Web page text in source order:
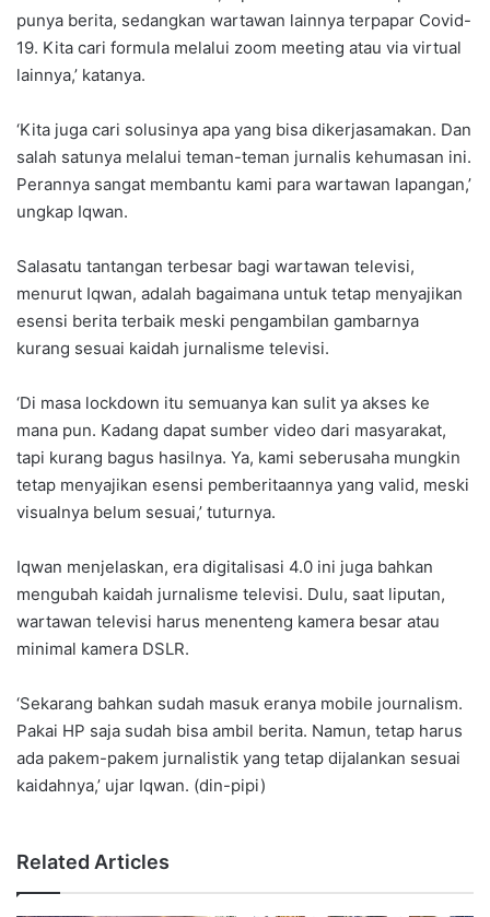
punya berita, sedangkan wartawan lainnya terpapar Covid-
19. Kita cari formula melalui zoom meeting atau via virtual
lainnya,’ katanya.
‘Kita juga cari solusinya apa yang bisa dikerjasamakan. Dan
salah satunya melalui teman-teman jurnalis kehumasan ini.
Perannya sangat membantu kami para wartawan lapangan,’
ungkap Iqwan.
Salasatu tantangan terbesar bagi wartawan televisi,
menurut Iqwan, adalah bagaimana untuk tetap menyajikan
esensi berita terbaik meski pengambilan gambarnya
kurang sesuai kaidah jurnalisme televisi.
‘Di masa lockdown itu semuanya kan sulit ya akses ke
mana pun. Kadang dapat sumber video dari masyarakat,
tapi kurang bagus hasilnya. Ya, kami seberusaha mungkin
tetap menyajikan esensi pemberitaannya yang valid, meski
visualnya belum sesuai,’ tuturnya.
Iqwan menjelaskan, era digitalisasi 4.0 ini juga bahkan
mengubah kaidah jurnalisme televisi. Dulu, saat liputan,
wartawan televisi harus menenteng kamera besar atau
minimal kamera DSLR.
‘Sekarang bahkan sudah masuk eranya mobile journalism.
Pakai HP saja sudah bisa ambil berita. Namun, tetap harus
ada pakem-pakem jurnalistik yang tetap dijalankan sesuai
kaidahnya,’ ujar Iqwan. (din-pipi)
Related Articles